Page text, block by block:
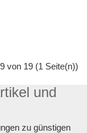
von 19 (1 Seite(n))
und
zu günstigen